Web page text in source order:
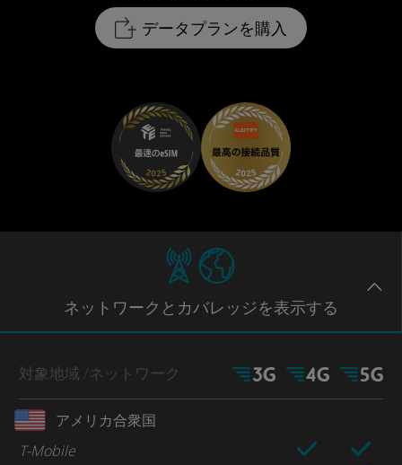
データプランを購入
ネットワークとカバレッジを表示する
対象地域 /ネットワーク
アメリカ合衆国
T-Mobile